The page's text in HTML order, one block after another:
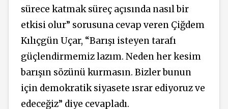
sürece katmak süreç açısında nasıl bir
etkisi olur” sorusuna cevap veren Çiğdem
Kılıçgün Uçar, “Barışı isteyen tarafı
güçlendirmemiz lazım. Neden her kesim
barışın sözünü kurmasın. Bizler bunun
için demokratik siyasete ısrar ediyoruz ve
edeceğiz” diye cevapladı.